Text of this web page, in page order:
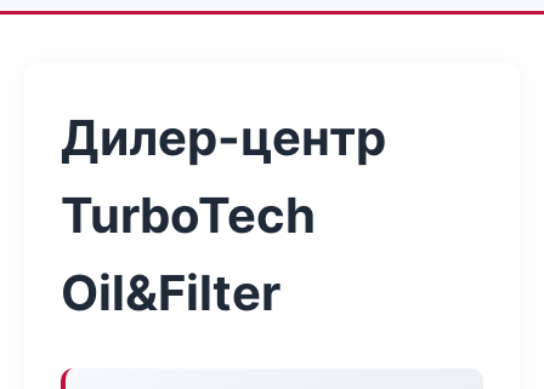
Дилер-центр
TurboTech
Oil&Filter